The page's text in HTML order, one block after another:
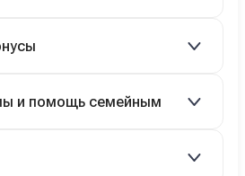
и помощь семейным